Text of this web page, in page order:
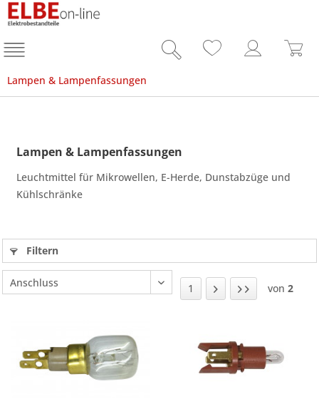
Lampen & Lampenfassungen
Lampen & Lampenfassungen
Leuchtmittel für Mikrowellen, E-Herde, Dunstabzüge und
Kühlschränke
Filtern
1 von 2